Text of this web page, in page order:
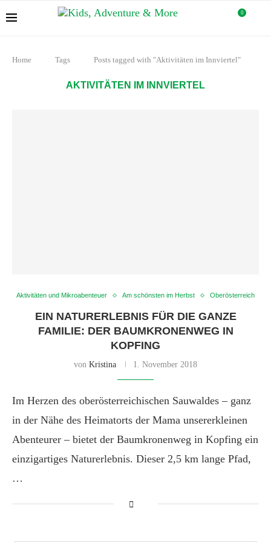
0
Home Tags Posts tagged with "Aktivitäten im Innviertel"
AKTIVITÄTEN IM INNVIERTEL
Aktivitäten und Mikroabenteuer Am schönsten im Herbst Oberösterreich
EIN NATURERLEBNIS FÜR DIE GANZE
FAMILIE: DER BAUMKRONENWEG IN
KOPFING
von Kristina 1. November 2018
Im Herzen des oberösterreichischen Sauwaldes – ganz
in der Nähe des Heimatorts der Mama unsererkleinen
Abenteurer – bietet der Baumkronenweg in Kopfing ein
einzigartiges Naturerlebnis. Dieser 2,5 km lange Pfad,
…